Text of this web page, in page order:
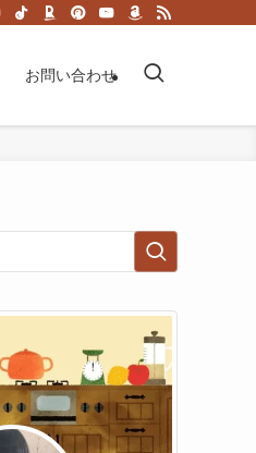
お問い合わせ